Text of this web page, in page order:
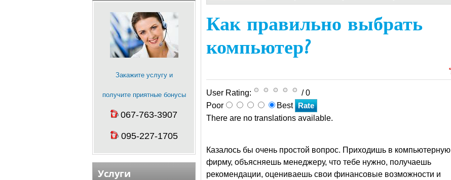
Как правильно выбрать
компьютер?
User Rating:
/ 0
Poor
Best
There are no translations available.
Казалось бы очень простой вопрос. Приходишь в компьютерную
фирму, объясняешь менеджеру, что тебе нужно, получаешь
рекомендации, оцениваешь свои финансовые возможности и
Закажите услугу и
получите приятные бонусы
067-763-3907
095-227-1705
Услуги